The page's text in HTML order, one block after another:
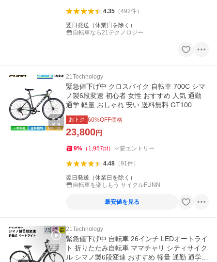
4.35（492件）
翌日発送（休業日を除く）
自転車なら21テクノロジー
21Technology
緊急値下げ中 クロスバイク 自転車 700C シマ
ノ製6段変速 初心者 女性 おすすめ 人気 通勤
通学 軽量 おしゃれ 安い 送料無料 GT100
おトク 60%OFF価格
23,800円
9% （ 1,957pt） 要エントリー
4.48（91件）
翌日発送（休業日を除く）
自転車を楽しもう サイクルFUNN
最安値を見る
21Technology
緊急値下げ中 自転車 26インチ LEDオートライ
ト 折りたたみ自転車 ママチャリ シティサイク
ル シマノ製6段変速 おすすめ 軽量 通勤 通学